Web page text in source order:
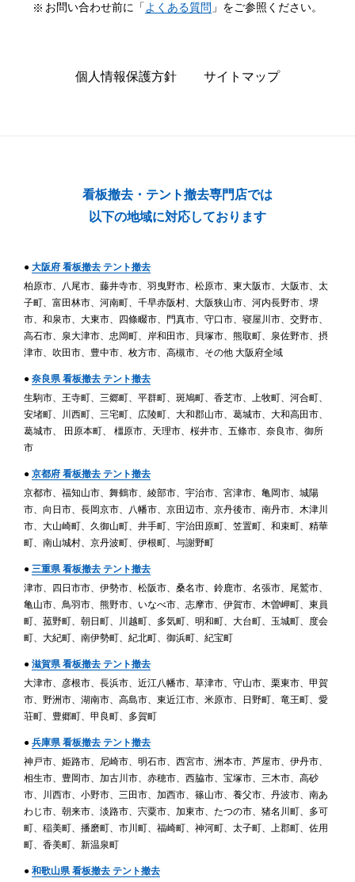
お問い合わせ前に「よくある質問 」をご参照ください。
個人情報保護方針 サイトマップ
看板撤去・テント撤去専門店では
以下の地域に対応しております
● 大阪府 看板撤去 テント撤去
柏原市、八尾市、藤井寺市、羽曳野市、松原市、東大阪市、大阪市、太
子町、富田林市、河南町、千早赤阪村、大阪狭山市、河内長野市、堺
市、和泉市、大東市、四條畷市、門真市、守口市、寝屋川市、交野市、
高石市、泉大津市、忠岡町、岸和田市、貝塚市、熊取町、泉佐野市、摂
津市、吹田市、豊中市、枚方市、高槻市、その他 大阪府全域
● 奈良県 看板撤去 テント撤去
生駒市、王寺町、三郷町、平群町、斑鳩町、香芝市、上牧町、河合町、
安堵町、川西町、三宅町、広陵町、大和郡山市、葛城市、大和高田市、
葛城市、 田原本町、 橿原市、天理市、桜井市、五條市、奈良市、御所
市
● 京都府 看板撤去 テント撤去
京都市、福知山市、舞鶴市、綾部市、宇治市、宮津市、亀岡市、城陽
市、向日市、長岡京市、八幡市、京田辺市、京丹後市、南丹市、木津川
市、大山崎町、久御山町、井手町、宇治田原町、笠置町、和束町、精華
町、南山城村、京丹波町、伊根町、与謝野町
● 三重県 看板撤去 テント撤去
津市、四日市市、伊勢市、松阪市、桑名市、鈴鹿市、名張市、尾鷲市、
亀山市、鳥羽市、熊野市、いなべ市、志摩市、伊賀市、木曽岬町、東員
町、菰野町、朝日町、川越町、多気町、明和町、大台町、玉城町、度会
町、大紀町、南伊勢町、紀北町、御浜町、紀宝町
● 滋賀県 看板撤去 テント撤去
大津市、彦根市、長浜市、近江八幡市、草津市、守山市、栗東市、甲賀
市、野洲市、湖南市、高島市、東近江市、米原市、日野町、竜王町、愛
荘町、豊郷町、甲良町、多賀町
● 兵庫県 看板撤去 テント撤去
神戸市、姫路市、尼崎市、明石市、西宮市、洲本市、芦屋市、伊丹市、
相生市、豊岡市、加古川市、赤穂市、西脇市、宝塚市、三木市、高砂
市、川西市、小野市、三田市、加西市、篠山市、養父市、丹波市、南あ
わじ市、朝来市、淡路市、宍粟市、加東市、たつの市、猪名川町、多可
町、稲美町、播磨町、市川町、福崎町、神河町、太子町、上郡町、佐用
町、香美町、新温泉町
● 和歌山県 看板撤去 テント撤去